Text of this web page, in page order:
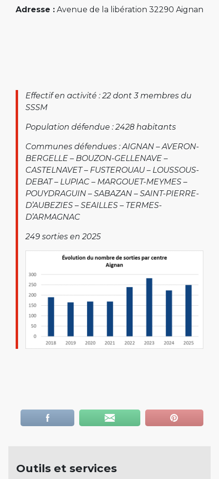
Adresse : Avenue de la libération 32290 Aignan
Effectif en activité : 22 dont 3 membres du
SSSM
Population défendue : 2428 habitants
Communes défendues : AIGNAN – AVERON-
BERGELLE – BOUZON-GELLENAVE –
CASTELNAVET – FUSTEROUAU – LOUSSOUS-
DEBAT – LUPIAC – MARGOUET-MEYMES –
POUYDRAGUIN – SABAZAN – SAINT-PIERRE-
D’AUBEZIES – SEAILLES – TERMES-
D’ARMAGNAC
249 sorties en 2025
Outils et services